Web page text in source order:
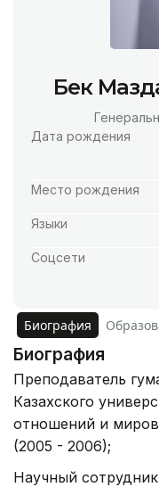
Бек
Дата рождения
Место рождения
Языки
Соцсети
Биография
Биография
Преподаватель
Казахского
отношений и
(2005 - 2006);
Научный